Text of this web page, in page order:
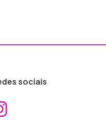
sociais
ao